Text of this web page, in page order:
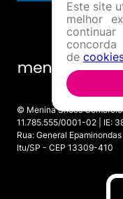
© Menina Shoes
11.785.555/0001-02 | IE:
Rua: General
Itu/SP - CEP 13309-410
Este site
melhor
de